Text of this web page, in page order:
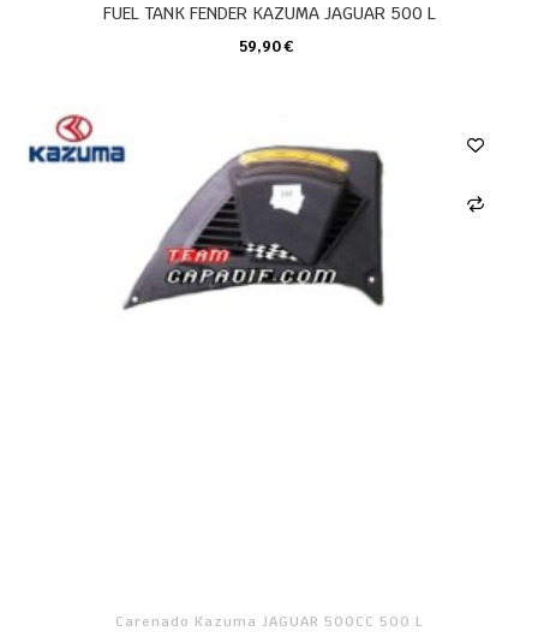
FUEL TANK FENDER KAZUMA JAGUAR 500 L
59,90 €
CARRO
Carenado Kazuma JAGUAR 500CC 500 L